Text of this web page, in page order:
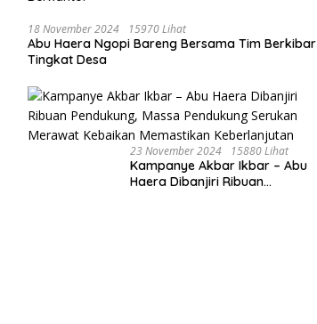
18 November 2024 15970 Lihat
Abu Haera Ngopi Bareng Bersama Tim Berkibar
Tingkat Desa
23 November 2024 15880 Lihat
Kampanye Akbar Ikbar – Abu
Haera Dibanjiri Ribuan